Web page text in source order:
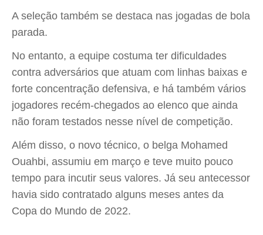
A seleção também se destaca nas jogadas de bola
parada.
No entanto, a equipe costuma ter dificuldades
contra adversários que atuam com linhas baixas e
forte concentração defensiva, e há também vários
jogadores recém-chegados ao elenco que ainda
não foram testados nesse nível de competição.
Além disso, o novo técnico, o belga Mohamed
Ouahbi, assumiu em março e teve muito pouco
tempo para incutir seus valores. Já seu antecessor
havia sido contratado alguns meses antes da
Copa do Mundo de 2022.